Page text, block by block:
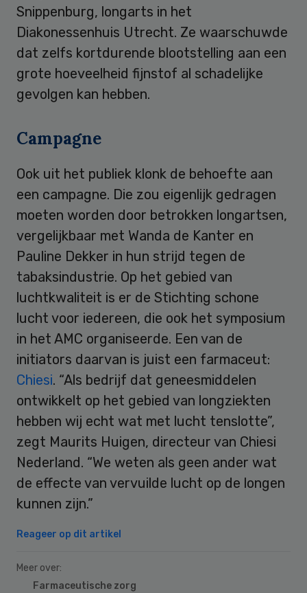
Snippenburg, longarts in het
Diakonessenhuis Utrecht. Ze waarschuwde
dat zelfs kortdurende blootstelling aan een
grote hoeveelheid fijnstof al schadelijke
gevolgen kan hebben.
Campagne
Ook uit het publiek klonk de behoefte aan
een campagne. Die zou eigenlijk gedragen
moeten worden door betrokken longartsen,
vergelijkbaar met Wanda de Kanter en
Pauline Dekker in hun strijd tegen de
tabaksindustrie. Op het gebied van
luchtkwaliteit is er de Stichting schone
lucht voor iedereen, die ook het symposium
in het AMC organiseerde. Een van de
initiators daarvan is juist een farmaceut:
Chiesi. “Als bedrijf dat geneesmiddelen
ontwikkelt op het gebied van longziekten
hebben wij echt wat met lucht tenslotte”,
zegt Maurits Huigen, directeur van Chiesi
Nederland. “We weten als geen ander wat
de effecte van vervuilde lucht op de longen
kunnen zijn.”
Reageer op dit artikel
Meer over:
Farmaceutische zorg